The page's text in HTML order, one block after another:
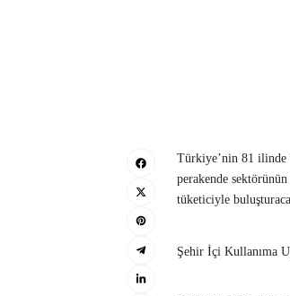
Türkiye’nin 81 ilinde
perakende
tüketiciyle
Şehir İçi Kullanıma